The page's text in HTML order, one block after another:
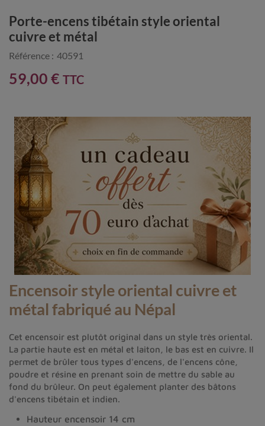
Porte-encens tibétain style oriental
cuivre et métal
Référence : 40591
59,00 € TTC
Encensoir style oriental cuivre et
métal fabriqué au Népal
Cet encensoir est plutôt original dans un style très oriental.
La partie haute est en métal et laiton, le bas est en cuivre. Il
permet de brûler tous types d'encens, de l'encens cône,
poudre et résine en prenant soin de mettre du sable au
fond du brûleur. On peut également planter des bâtons
d'encens tibétain et indien.
Hauteur encensoir 14 cm